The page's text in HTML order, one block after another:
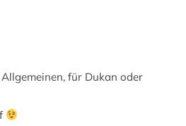
für Dukan oder